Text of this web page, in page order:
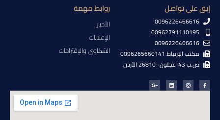
إبق على تواصل
0096226466616
00962791110195
0096226466616
مكتب الإرتباط 0096265660141
ص.ب 43-عجلون- 26810 الأردن
روابط مهمة
الأخبار
الإعلانات
الشكاوى والإقتراحات